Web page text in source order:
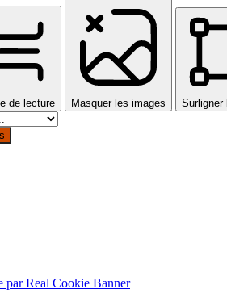
de lecture Masquer les images Surligner
par Real Cookie Banner